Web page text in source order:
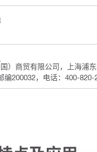
国）商贸有限公司，上海浦
编200032，电话：400-820-